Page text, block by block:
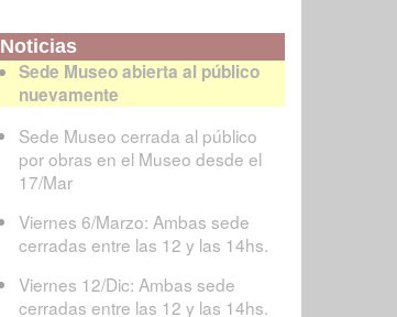
Noticias
Sede Museo abierta al público
nuevamente
Sede Museo cerrada al público
por obras en el Museo desde el
17/Mar
Viernes 6/Marzo: Ambas sede
cerradas entre las 12 y las 14hs.
Viernes 12/Dic: Ambas sede
cerradas entre las 12 y las 14hs.